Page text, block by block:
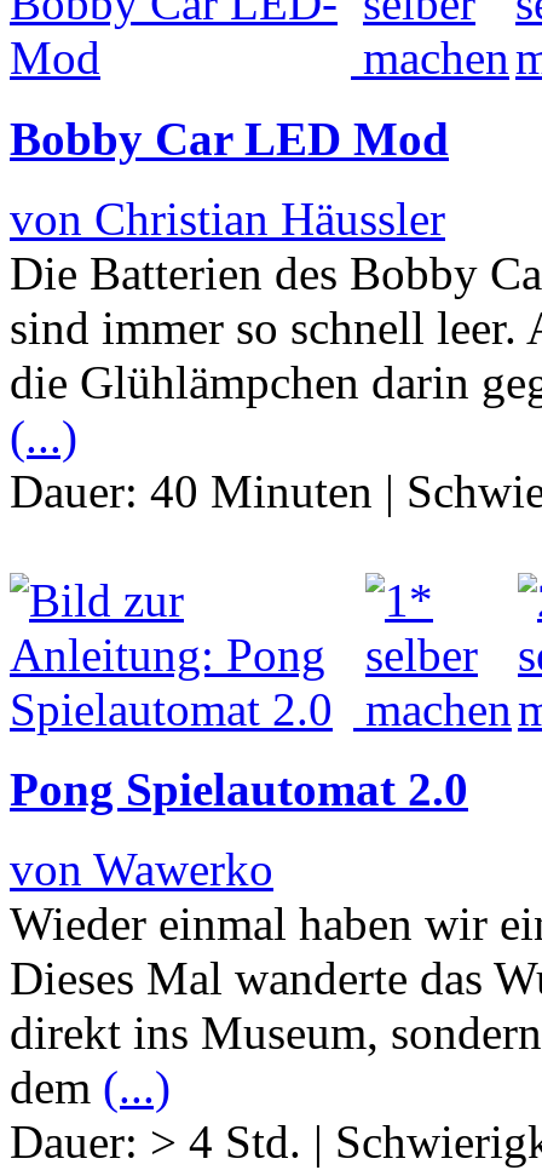
Bobby Car LED Mod
von Christian Häussler
Die Batterien des Bobby
sind immer so schnell
die Glühlämpchen darin
(...)
Dauer: 40 Minuten |
Pong Spielautomat 2.0
von Wawerko
Wieder einmal haben wir
Dieses Mal wanderte das
direkt ins Museum,
dem (...)
Dauer: > 4 Std. |